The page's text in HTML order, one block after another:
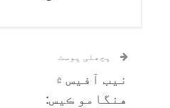
پچھلی پوسٹ
نيب آفيس ۾
هنگامو ڪيس: